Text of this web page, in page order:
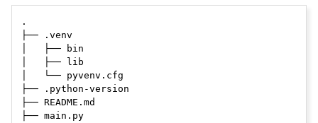
.
├── .venv
│   ├── bin
│   ├── lib
│   └── pyvenv.cfg
├── .python-version
├── README.md
├── main.py